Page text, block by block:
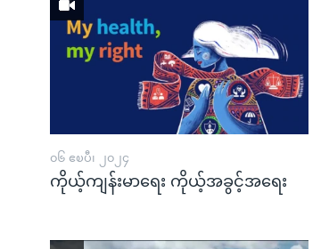
အကြောင်းအရာ
အစ္စရေး-ပါလက်စတိုင်း
အင်္ဂလိပ်စာလေ့လာမယ်
အမေရိကန်သုံးအီဒီယံ
မကြေးမုံရဲ့ အင်္ဂလိပ်စာ
သုတပဒေသာ အင်္ဂလိပ်စာ
အပတ်စဉ်ကဏ္ဍများ
ရေဒီယိုနှင့်ရုပ်သံ အချက်အလက်များ
၀၆ ဧၿပီ၊ ၂၀၂၄
ကိုယ့်ကျန်းမာရေး ကိုယ့်အခွင့်အရေး